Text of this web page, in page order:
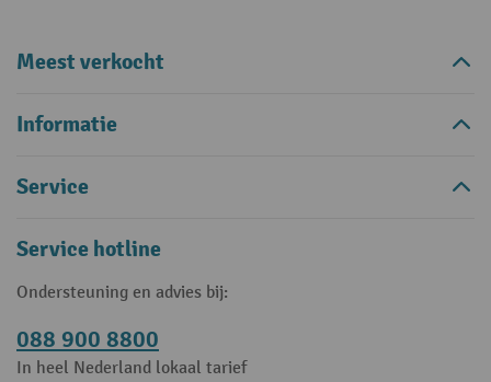
Meest verkocht
Informatie
Service
Service hotline
Ondersteuning en advies bij:
088 900 8800
In heel Nederland lokaal tarief